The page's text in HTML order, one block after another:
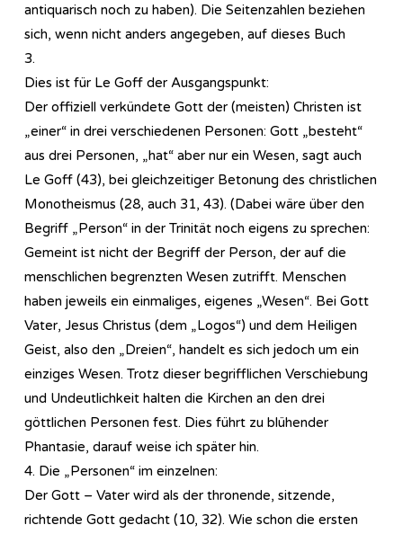
antiquarisch noch zu haben). Die Seitenzahlen beziehen
sich, wenn nicht anders angegeben, auf dieses Buch
3.
Dies ist für Le Goff der Ausgangspunkt:
Der offiziell verkündete Gott der (meisten) Christen ist
„einer“ in drei verschiedenen Personen: Gott „besteht“
aus drei Personen, „hat“ aber nur ein Wesen, sagt auch
Le Goff (43), bei gleichzeitiger Betonung des christlichen
Monotheismus (28, auch 31, 43). (Dabei wäre über den
Begriff „Person“ in der Trinität noch eigens zu sprechen:
Gemeint ist nicht der Begriff der Person, der auf die
menschlichen begrenzten Wesen zutrifft. Menschen
haben jeweils ein einmaliges, eigenes „Wesen“. Bei Gott
Vater, Jesus Christus (dem „Logos“) und dem Heiligen
Geist, also den „Dreien“, handelt es sich jedoch um ein
einziges Wesen. Trotz dieser begrifflichen Verschiebung
und Undeutlichkeit halten die Kirchen an den drei
göttlichen Personen fest. Dies führt zu blühender
Phantasie, darauf weise ich später hin.
4. Die „Personen“ im einzelnen:
Der Gott – Vater wird als der thronende, sitzende,
richtende Gott gedacht (10, 32). Wie schon die ersten